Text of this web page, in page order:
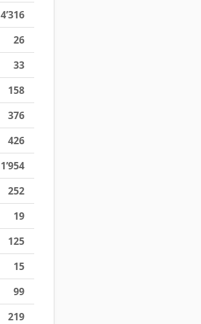
4’316
26
33
158
376
426
1’954
252
19
125
15
99
219